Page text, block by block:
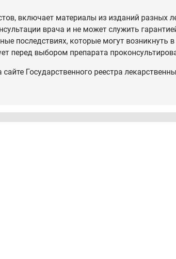
включает материалы из изданий разных
врача и не может служить
последствиях, которые могут возникнуть в
перед выбором препарата
Государственного реестра